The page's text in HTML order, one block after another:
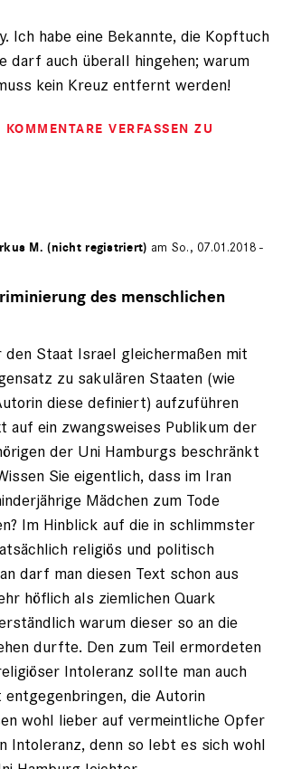
Ich habe eine Bekannte, die Kopftuch
darf auch überall hingehen; warum
kein Kreuz entfernt werden!
VERFASSEN ZU
M. (nicht registriert) am So., 07.01.2018 -
des menschlichen
den Staat Israel gleichermaßen mit
zu sakulären Staaten (wie
diese definiert) aufzuführen
auf ein zwangsweises Publikum der
der Uni Hamburgs beschränkt
Sie eigentlich, dass im Iran
Mädchen zum Tode
Im Hinblick auf die in schlimmster
religiös und politisch
darf man diesen Text schon aus
höflich als ziemlichen Quark
warum dieser so an die
durfte. Den zum Teil ermordeten
Intoleranz sollte man auch
die Autorin
wohl lieber auf vermeintliche Opfer
Intoleranz, denn so lebt es sich wohl